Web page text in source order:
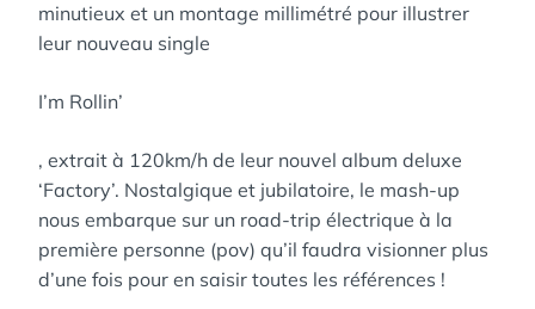
minutieux et un montage millimétré pour illustrer
leur nouveau single
I’m Rollin’
, extrait à 120km/h de leur nouvel album deluxe
‘Factory’. Nostalgique et jubilatoire, le mash-up
nous embarque sur un road-trip électrique à la
première personne (pov) qu’il faudra visionner plus
d’une fois pour en saisir toutes les références !